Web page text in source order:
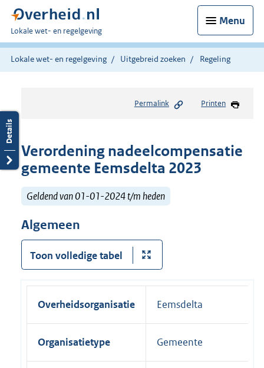
Menu
U
bent
hier:
Lokale wet- en regelgeving
Lokale wet- en regelgeving Uitgebreid zoeken Regeling
Permalink Printen
Verordening nadeelcompensatie
gemeente Eemsdelta 2023
Geldend van 01-01-2024 t/m heden
Algemeen
Toon volledige tabel
Overheidsorganisatie Eemsdelta
Organisatietype Gemeente